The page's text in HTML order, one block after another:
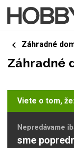
Záhradné
Záhradné
Viete o tom,
Nepredávame
sme